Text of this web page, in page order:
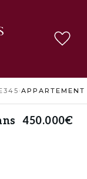
›
450.000€